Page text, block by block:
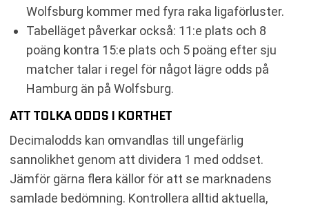
Wolfsburg kommer med fyra raka ligaförluster.
Tabelläget påverkar också: 11:e plats och 8
poäng kontra 15:e plats och 5 poäng efter sju
matcher talar i regel för något lägre odds på
Hamburg än på Wolfsburg.
ATT TOLKA ODDS I KORTHET
Decimalodds kan omvandlas till ungefärlig
sannolikhet genom att dividera 1 med oddset.
Jämför gärna flera källor för att se marknadens
samlade bedömning. Kontrollera alltid aktuella,